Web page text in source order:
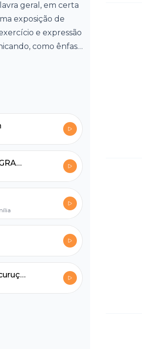
geral, em certa
exposição de
e expressão
como ênfase
A Palavra com
◽️Gilson
audio
and get five-star
sound.
NADA ALÉM DA GRAÇA
Igreja Batista Itacuruçá em São Gonçalo